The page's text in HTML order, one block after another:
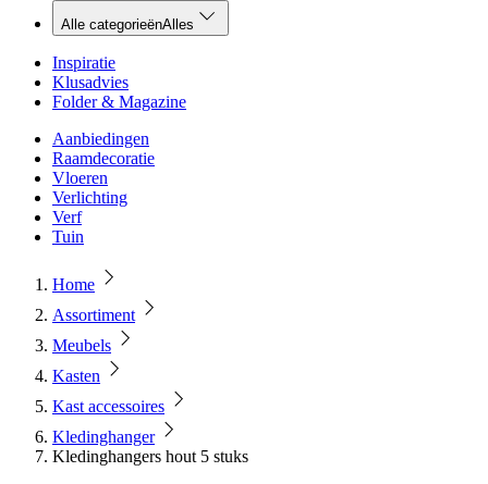
Alle categorieënAlles
Inspiratie
Klusadvies
Folder & Magazine
Aanbiedingen
Raamdecoratie
Vloeren
Verlichting
Verf
Tuin
Home
Assortiment
Meubels
Kasten
Kast accessoires
Kledinghanger
Kledinghangers hout 5 stuks